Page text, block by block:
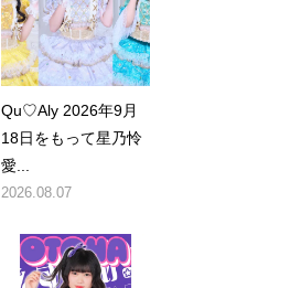
Qu♡Aly 2026年9月
18日をもって星乃怜
愛...
2026.08.07